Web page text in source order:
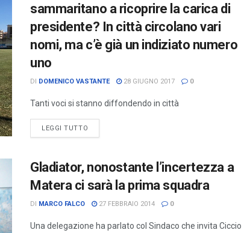
sammaritano a ricoprire la carica di
presidente? In città circolano vari
nomi, ma c’è già un indiziato numero
uno
DI DOMENICO VASTANTE 28 GIUGNO 2017 0
Tanti voci si stanno diffondendo in città
LEGGI TUTTO
Gladiator, nonostante l’incertezza a
Matera ci sarà la prima squadra
DI MARCO FALCO 27 FEBBRAIO 2014 0
Una delegazione ha parlato col Sindaco che invita Ciccio